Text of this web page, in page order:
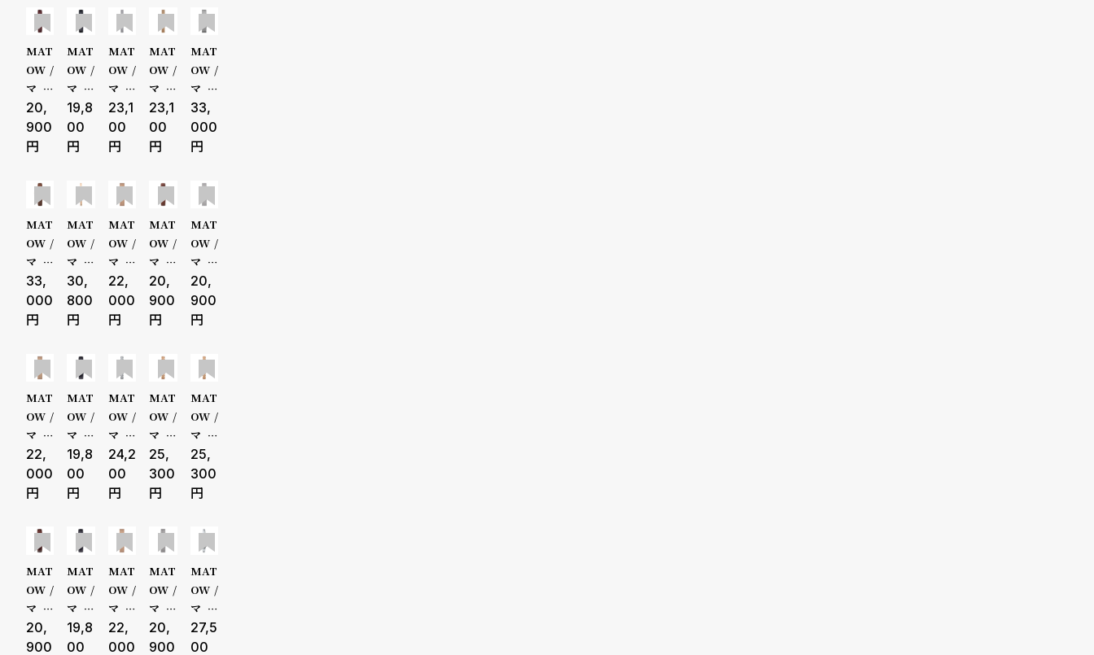
50000-
79999円
80000-
99999円
100000
円-
性別
メンズ
ス
キッズ
販売タイプ
全ての商
セール
受注販売
予約販売
商品カテゴリ ブランド
ベルト素材 表示タイプ
エア
ゴー
ルド
ワイ
ンレ
ッド
エア
ロー
ズゴ
ール
ド ク
リー
ム ベ
ージ
エア
ロー
ズゴ
ール
ド ク
リー
ム ホ
ワイ
レザ
エア
ロー
ズゴ
ール
ド ク
リー
ム 型
押し
ラウ
ザー
イエ
ロー
ゴー
ルド
ブラ
ウン
レザ
ー
MAT
OW /
マト
ウ ア
ウラ /
ラウ
ロー
ズゴ
ール
ド ブ
ラウ
ンレ
ザー
20,
900
MAT
OW /
マト
ウ ア
ウラ /
ラウ
シル
バー
ブラ
ック
レザ
ー
19,8
00
MAT
OW /
マト
ウ Ts
uki
清月
げつ
ラウ
ンド
シル
バー
ホワ
イト
メッ
23,1
00
MAT
OW /
マト
ウ Ts
uki
清月
げつ
ラウ
ンド
ロー
ズゴ
ール
ド ホ
ワイ
23,1
00
MAT
OW /
マト
ウ Sh
iki B
ouqu
蘭 シ
ルバ
ー メ
ッシ
ュ
33,
000
MAT
OW /
マト
ウ Sh
iki B
ouqu
葉 ロ
ーズ
ゴー
ルド
ブラ
ウン
レザ
ー
33,
000
MAT
OW /
マト
ウ Ts
uki
清月
げつ
ミニ
スク
エア
ロー
ズゴ
ール
ド ホ
30,
800
MAT
OW /
マト
ウ Ts
uki
朧月
ろづ
き ス
クエ
ア ゴ
ール
ド メ
ッシ
ュ ア
22,
000
MAT
OW /
マト
ウ Ts
uki
朧月
ろづ
き ス
クエ
ア ゴ
ール
ド レ
ザー
アラ
20,
900
MAT
OW /
マト
ウ Ts
uki
朧月
ろづ
き ス
クエ
ア シ
ルバ
ー メ
ッシ
ュ サ
ーマ
20,
900
MAT
OW /
マト
ウ Ts
uki
朧月
ろづ
き ノ
ワー
ル ス
クエ
ア ロ
ーズ
22,
000
MAT
OW /
マト
ウ Ts
uki
朧月
ろづ
き ノ
ワー
ル ス
クエ
ア シ
ルバ
19,8
00
MAT
OW /
マト
ウ Ts
uki
清月
げつ
ラウ
ンド
シル
バー
ホワ
イト
24,2
00
MAT
OW /
マト
ウ Ts
uki
清月
げつ
ラウ
ンド
ロー
ズゴ
ール
ド ホ
25,
300
MAT
OW /
マト
ウ Ts
uki
清月
げつ
ラウ
ンド
ロー
ズゴ
ール
ド シ
25,
300
MAT
OW /
マト
ウ Ts
uki
20,
900
MAT
OW /
マト
ウ Ts
uki
19,8
00
MAT
OW /
マト
ウ Ts
uki
22,
000
MAT
OW /
マト
ウ Ts
uki
20,
900
MAT
OW /
マト
ウ Ts
uki
27,5
00